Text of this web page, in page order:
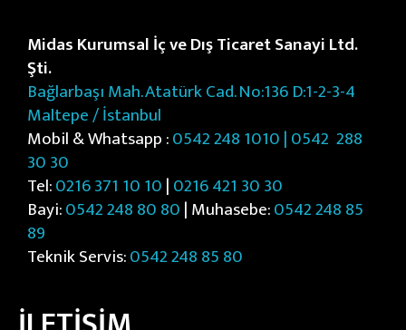
Midas Kurumsal İç ve Dış Ticaret Sanayi Ltd.
Şti.
Bağlarbaşı Mah. Atatürk Cad. No:136 D:1-2-3-4
Maltepe / İstanbul
Mobil & Whatsapp :0542 248 1010 | 0542 288
30 30
Tel:0216 371 10 10|0216 421 30 30
Bayi:0542 248 80 80| Muhasebe:0542 248 85
89
Teknik Servis:0542 248 85 80